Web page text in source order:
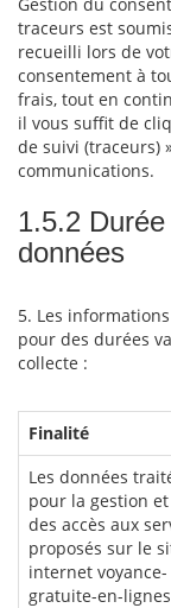
traceurs est
recueilli lors de
consentement à
frais, tout en
il vous suffit de
de suivi (traceurs)
communications.
1.5.2
données
5. Les
pour des durées
collecte :
Finalité
Les données
pour la gestion
des accès aux
proposés sur le
internet voyance-
gratuite-en-